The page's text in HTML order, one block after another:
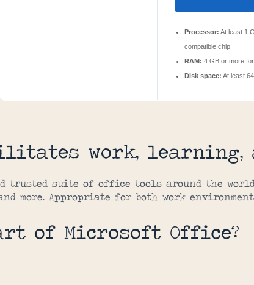
Processor: At least 1
compatible chip
RAM: 4 GB or more
Disk space: At least
work, learning,
suite of office tools around the
more. Appropriate for both work
of Microsoft Office?